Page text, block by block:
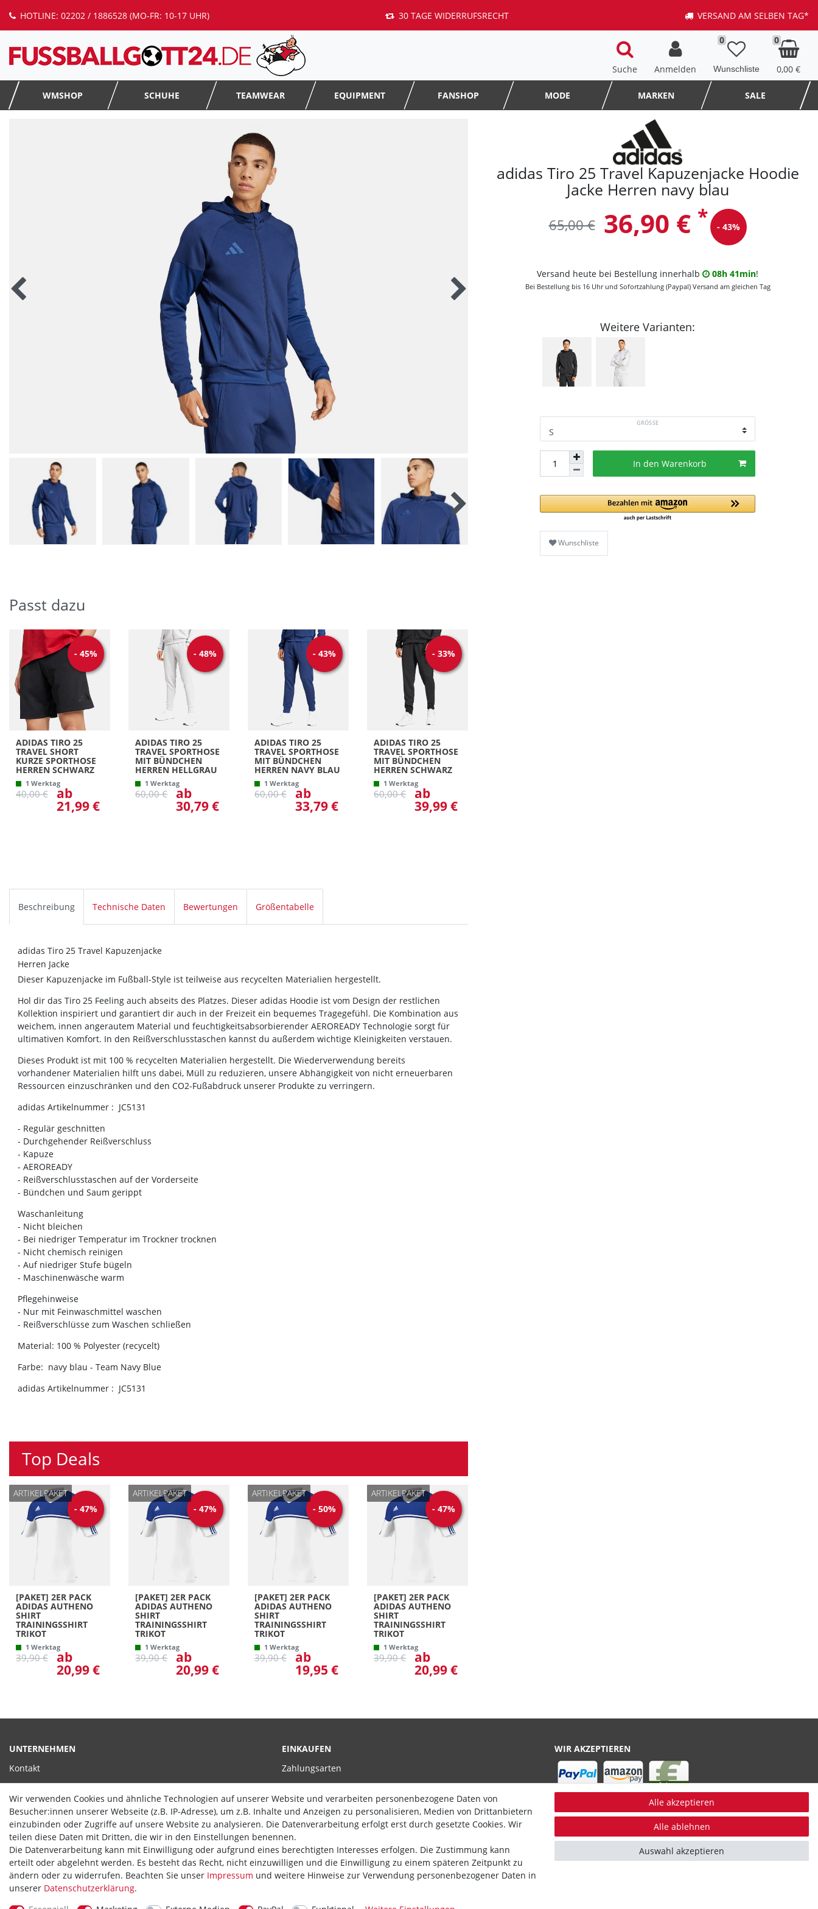
HOTLINE: 02202 / 1886528 (MO-FR: 10-17 UHR) 30 TAGE WIDERRUFSRECHT VERSAND AM SELBEN TAG*
Suche Anmelden
0 0
0,00 €
WMSHOP SCHUHE TEAMWEAR EQUIPMENT FANSHOP MODE MARKEN SALE
adidas Tiro 25 Travel Kapuzenjacke Hoodie
Jacke Herren navy blau
65,00 € 36,90 € * - 43%
Versand heute bei Bestellung innerhalb 08h 41min!
Bei Bestellung bis 16 Uhr und Sofortzahlung (Paypal) Versand am gleichen Tag
Weitere Varianten:
GRÖSSE
In den Warenkorb
Wunschliste
Passt dazu
- 45%
ADIDAS TIRO 25
TRAVEL SHORT
KURZE SPORTHOSE
HERREN SCHWARZ
1 Werktag
40,00 € ab
21,99 €
- 48%
ADIDAS TIRO 25
TRAVEL SPORTHOSE
MIT BÜNDCHEN
HERREN HELLGRAU
1 Werktag
60,00 € ab
30,79 €
- 43%
ADIDAS TIRO 25
TRAVEL SPORTHOSE
MIT BÜNDCHEN
HERREN NAVY BLAU
1 Werktag
60,00 € ab
33,79 €
- 33%
ADIDAS TIRO 25
TRAVEL SPORTHOSE
MIT BÜNDCHEN
HERREN SCHWARZ
1 Werktag
60,00 € ab
39,99 €
Beschreibung Technische Daten Bewertungen Größentabelle
adidas Tiro 25 Travel Kapuzenjacke
Herren Jacke
Dieser Kapuzenjacke im Fußball-Style ist teilweise aus recycelten Materialien hergestellt.
Hol dir das Tiro 25 Feeling auch abseits des Platzes. Dieser adidas Hoodie ist vom Design der restlichen
Kollektion inspiriert und garantiert dir auch in der Freizeit ein bequemes Tragegefühl. Die Kombination aus
weichem, innen angerautem Material und feuchtigkeitsabsorbierender AEROREADY Technologie sorgt für
ultimativen Komfort. In den Reißverschlusstaschen kannst du außerdem wichtige Kleinigkeiten verstauen.
Dieses Produkt ist mit 100 % recycelten Materialien hergestellt. Die Wiederverwendung bereits
vorhandener Materialien hilft uns dabei, Müll zu reduzieren, unsere Abhängigkeit von nicht erneuerbaren
Ressourcen einzuschränken und den CO2-Fußabdruck unserer Produkte zu verringern.
adidas Artikelnummer : JC5131
- Regulär geschnitten
- Durchgehender Reißverschluss
- Kapuze
- AEROREADY
- Reißverschlusstaschen auf der Vorderseite
- Bündchen und Saum gerippt
Waschanleitung
- Nicht bleichen
- Bei niedriger Temperatur im Trockner trocknen
- Nicht chemisch reinigen
- Auf niedriger Stufe bügeln
- Maschinenwäsche warm
Pflegehinweise
- Nur mit Feinwaschmittel waschen
- Reißverschlüsse zum Waschen schließen
Material: 100 % Polyester (recycelt)
Farbe: navy blau - Team Navy Blue
adidas Artikelnummer : JC5131
Top Deals
- 47%
ARTIKELPAKET
[PAKET] 2ER PACK
ADIDAS AUTHENO
SHIRT
TRAININGSSHIRT
TRIKOT
1 Werktag
39,90 € ab
20,99 €
- 47%
ARTIKELPAKET
[PAKET] 2ER PACK
ADIDAS AUTHENO
SHIRT
TRAININGSSHIRT
TRIKOT
1 Werktag
39,90 € ab
20,99 €
- 50%
ARTIKELPAKET
[PAKET] 2ER PACK
ADIDAS AUTHENO
SHIRT
TRAININGSSHIRT
TRIKOT
1 Werktag
39,90 € ab
19,95 €
- 47%
ARTIKELPAKET
[PAKET] 2ER PACK
ADIDAS AUTHENO
SHIRT
TRAININGSSHIRT
TRIKOT
1 Werktag
39,90 € ab
20,99 €
UNTERNEHMEN
Kontakt
AGB
Impressum
EINKAUFEN
Zahlungsarten
Widerrufsrecht
Vertrag widerrufen
WIR AKZEPTIEREN
Theme by
Wir verwenden Cookies und ähnliche Technologien auf unserer Website und verarbeiten personenbezogene Daten von
Besucher:innen unserer Webseite (z.B. IP-Adresse), um z.B. Inhalte und Anzeigen zu personalisieren, Medien von Drittanbietern
einzubinden oder Zugriffe auf unsere Website zu analysieren. Die Datenverarbeitung erfolgt erst durch gesetzte Cookies. Wir
teilen diese Daten mit Dritten, die wir in den Einstellungen benennen.
Die Datenverarbeitung kann mit Einwilligung oder aufgrund eines berechtigten Interesses erfolgen. Die Zustimmung kann
erteilt oder abgelehnt werden. Es besteht das Recht, nicht einzuwilligen und die Einwilligung zu einem späteren Zeitpunkt zu
ändern oder zu widerrufen. Beachten Sie unser Impressum und weitere Hinweise zur Verwendung personenbezogener Daten in
unserer Daten­schutz­erklärung.
Alle akzeptieren
Alle ablehnen
Auswahl akzeptieren